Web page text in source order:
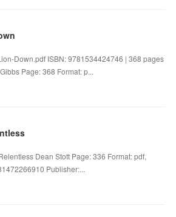
Down.pdf ISBN: 9781534424746 | 368 pages
Page: 368 Format: p...
Dean Stott Page: 336 Format: pdf,
Publisher:...